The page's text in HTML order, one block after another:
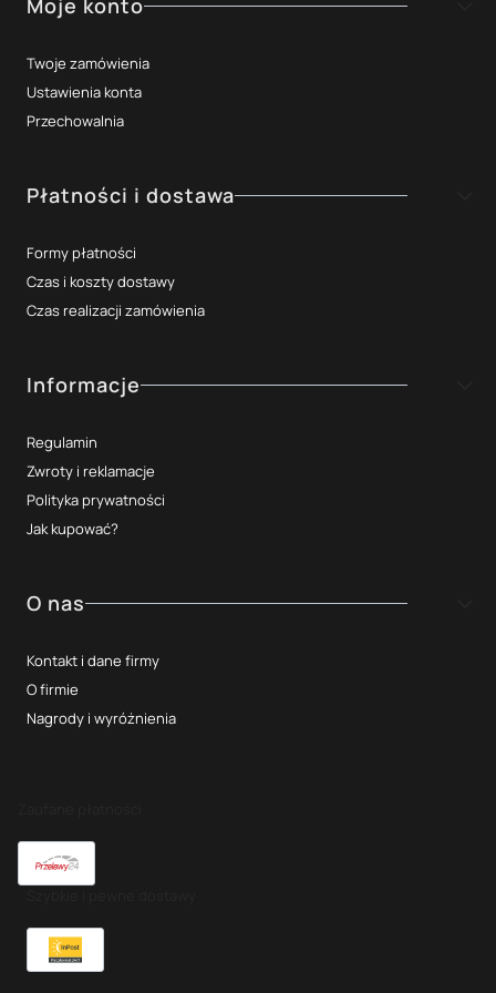
Moje konto
Twoje zamówienia
Ustawienia konta
Przechowalnia
Płatności i dostawa
Formy płatności
Czas i koszty dostawy
Czas realizacji zamówienia
Informacje
Regulamin
Zwroty i reklamacje
Polityka prywatności
Jak kupować?
O nas
Kontakt i dane firmy
O firmie
Nagrody i wyróżnienia